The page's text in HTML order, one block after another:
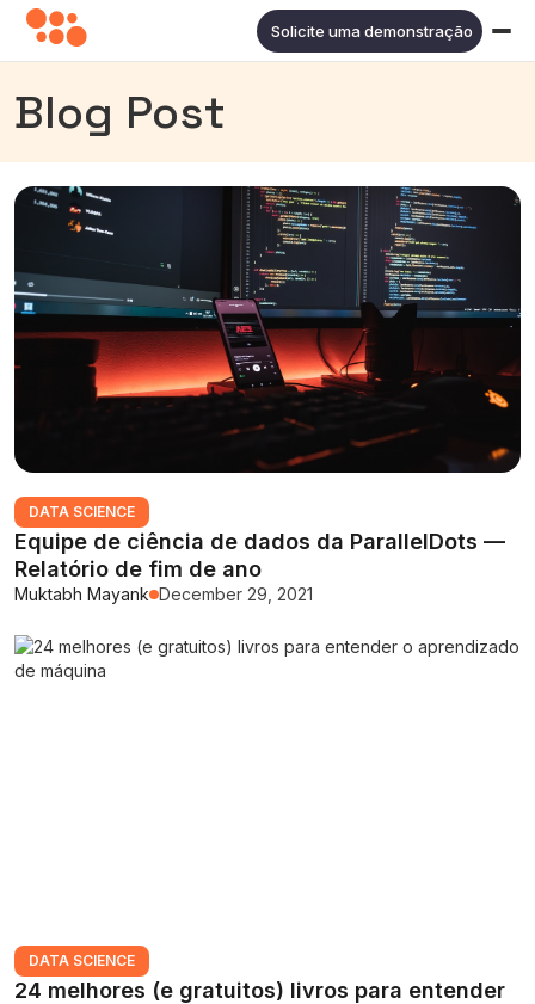
Solicite uma demonstração
Blog Post
DATA SCIENCE
Equipe de ciência de dados da ParallelDots —
Relatório de fim de ano
Muktabh Mayank December 29, 2021
DATA SCIENCE
24 melhores (e gratuitos) livros para entender